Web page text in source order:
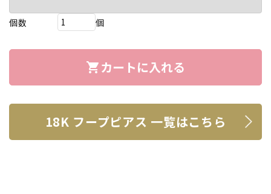
個数 個
shopping_cart カートに入れる
18K フープピアス 一覧はこちら